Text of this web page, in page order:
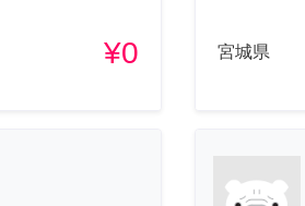
¥0 宮城県